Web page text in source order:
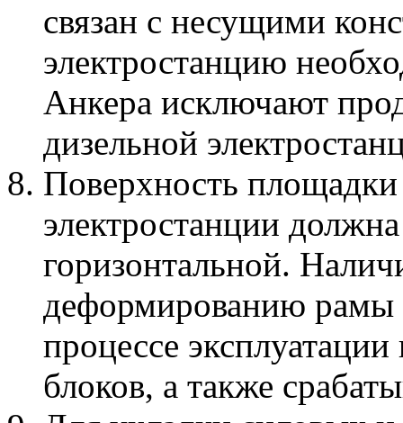
связан с несущими
электростанцию
Анкера исключают
дизельной
Поверхность площадки
электростанции
горизонтальной.
деформированию рамы
процессе
блоков, а также